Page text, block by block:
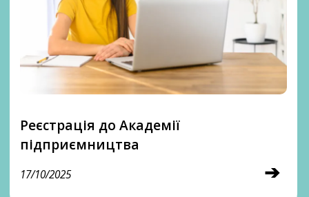
Реєстрація до Академії
підприємництва
➔
17/10/2025